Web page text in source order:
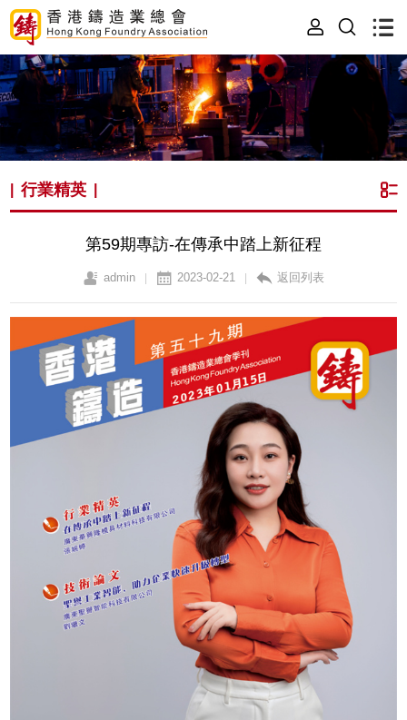
|行業精英
第59期專訪-在傳承中踏上新征程
admin | 2023-02-21 | 返回列表